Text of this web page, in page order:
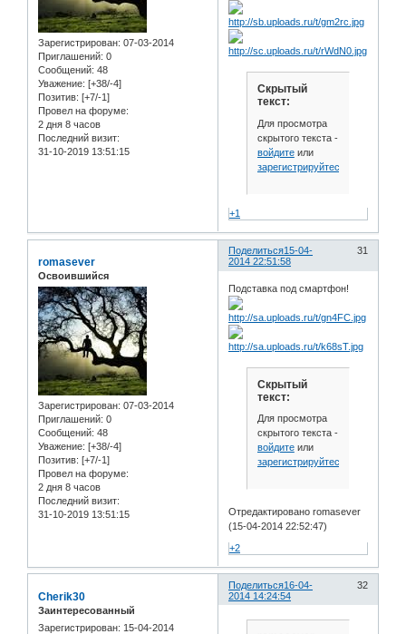
Зарегистрирован: 07-03-2014
Приглашений: 0
Сообщений: 48
Уважение: [+38/-4]
Позитив: [+7/-1]
Провел на форуме:
2 дня 8 часов
Последний визит:
31-10-2019 13:51:15
Скрытый
текст:
Для просмотра
скрытого текста -
войдитеили
зарегистрируйтесь
+1
Поделиться 31
15-04-
2014 22:51:58
romasever
Освоившийся
Зарегистрирован: 07-03-2014
Приглашений: 0
Сообщений: 48
Уважение: [+38/-4]
Позитив: [+7/-1]
Провел на форуме:
2 дня 8 часов
Последний визит:
31-10-2019 13:51:15
Подставка под смартфон!
Скрытый
текст:
Для просмотра
скрытого текста -
войдитеили
зарегистрируйтесь
Отредактировано romasever
(15-04-2014 22:52:47)
+2
Поделиться 32
16-04-
2014 14:24:54
Cherik30
Заинтересованный
Зарегистрирован: 15-04-2014